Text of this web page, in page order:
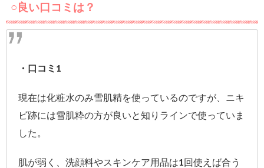
○良い口コミは？
・口コミ1
現在は化粧水のみ雪肌精を使っているのですが、ニキ
ビ跡には雪肌粋の方が良いと知りラインで使っていま
した。
肌が弱く、洗顔料やスキンケア用品は1回使えば合う